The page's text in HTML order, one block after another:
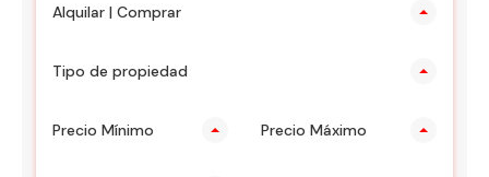
Alquilar | Comprar
Tipo de propiedad
Precio Mínimo Precio Máximo